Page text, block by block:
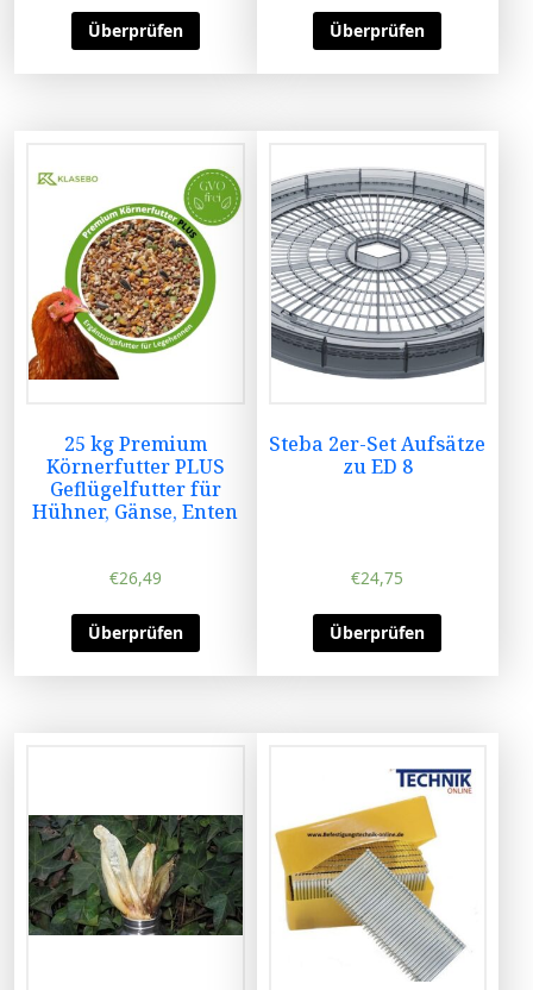
Überprüfen Überprüfen
25 kg Premium
Körnerfutter PLUS
Geflügelfutter für
Hühner, Gänse, Enten
€26,49
Überprüfen
Steba 2er-Set Aufsätze
zu ED 8
€24,75
Überprüfen